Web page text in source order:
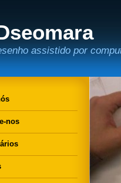
assistido por
nos